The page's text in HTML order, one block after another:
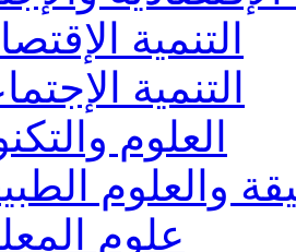
التنمية
التنمية
العلوم
والعلوم
علوم